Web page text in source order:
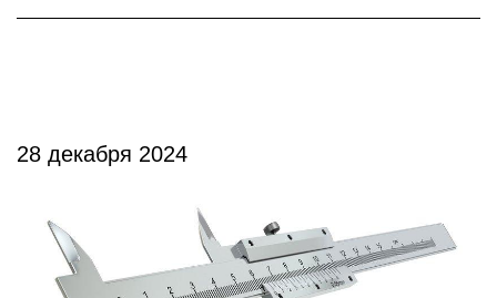
28 декабря 2024